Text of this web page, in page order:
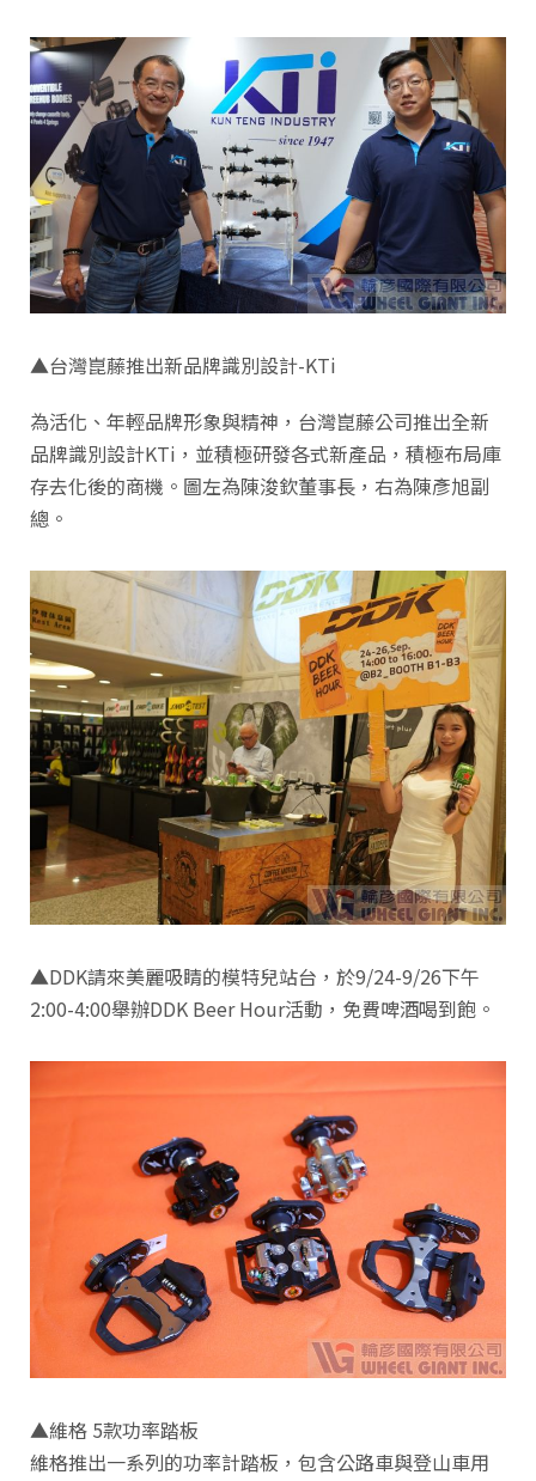
▲台灣崑藤推出新品牌識別設計-KTi
為活化、年輕品牌形象與精神，台灣崑藤公司推出全新
品牌識別設計KTi，並積極研發各式新產品，積極布局庫
存去化後的商機。圖左為陳浚欽董事長，右為陳彥旭副
總。
▲DDK請來美麗吸睛的模特兒站台，於9/24-9/26下午
2:00-4:00舉辦DDK Beer Hour活動，免費啤酒喝到飽。
▲維格 5款功率踏板
維格推出一系列的功率計踏板，包含公路車與登山車用